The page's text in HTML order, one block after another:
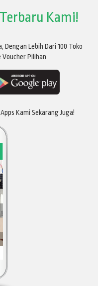
Kami!
Dengan Lebih Dari 100 Toko
Voucher Pilihan
Kami Sekarang Juga!